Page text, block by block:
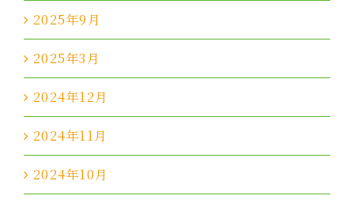
2025年9月
2025年3月
2024年12月
2024年11月
2024年10月